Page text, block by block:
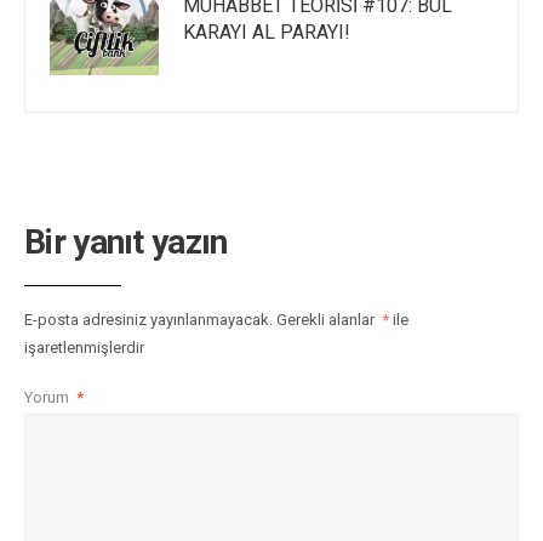
MUHABBET TEORİSİ #107: BUL
KARAYI AL PARAYI!
Bir yanıt yazın
E-posta adresiniz yayınlanmayacak. Gerekli alanlar * ile
işaretlenmişlerdir
Yorum *